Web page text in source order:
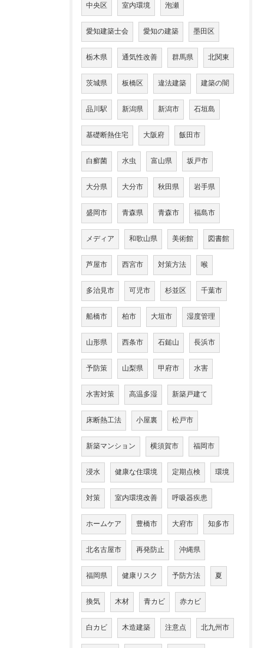
中央区 室内環境 泡瀬
愛知建築士会 愛知の建築 墨田区
栃木県 通気性改善 群馬県 北関東
茨城県 板橋区 違法建築 建築の闇
品川駅 新潟県 新潟市 石垣島
基礎断熱住宅 大阪府 飯田市
白癬菌 水虫 富山県 坂戸市
大分県 大分市 秋田県 岩手県
盛岡市 青森県 青森市 福島市
メディア 和歌山県 美術館 図書館
芦屋市 西宮市 対策方法 喉
多治見市 可児市 杉並区 千葉市
船橋市 柏市 大垣市 湿度管理
山形県 西条市 石鎚山 長浜市
予防策 山梨県 甲府市 水害
水害対策 高温多湿 新築戸建て
床断熱工法 小屋裏 松戸市
新築マンション 横須賀市 福岡市
浸水 健康な住環境 定期点検 環境
対策 室内環境改善 呼吸器疾患
ホームケア 豊橋市 大府市 知多市
北名古屋市 再発防止 沖縄県
福岡県 健康リスク 予防方法 夏
換気 木材 青カビ 赤カビ
白カビ 木造建築 注意点 北九州市